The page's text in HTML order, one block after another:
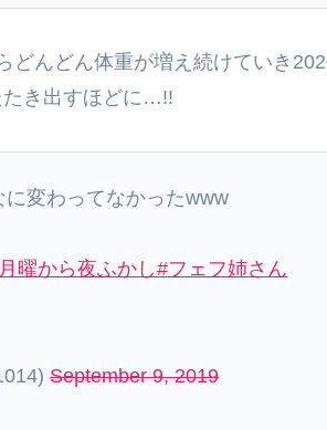
どんどん体重が増え続けていき
たき出すほどに…!!
変わってなかったwww
曜から夜ふかし#フェフ姉さん
September 9, 2019